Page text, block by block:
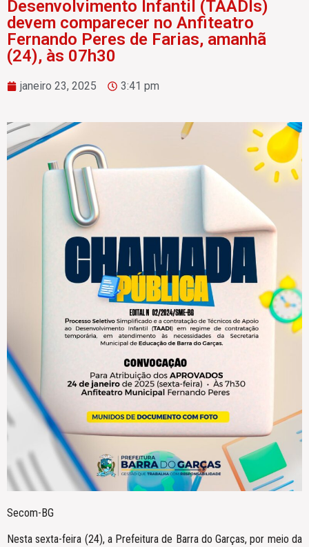
Desenvolvimento Infantil (TAADIs)
devem comparecer no Anfiteatro
Fernando Peres de Farias, amanhã
(24), às 07h30
janeiro 23, 2025 3:41 pm
Secom-BG
Nesta sexta-feira (24), a Prefeitura de Barra do Garças, por meio da